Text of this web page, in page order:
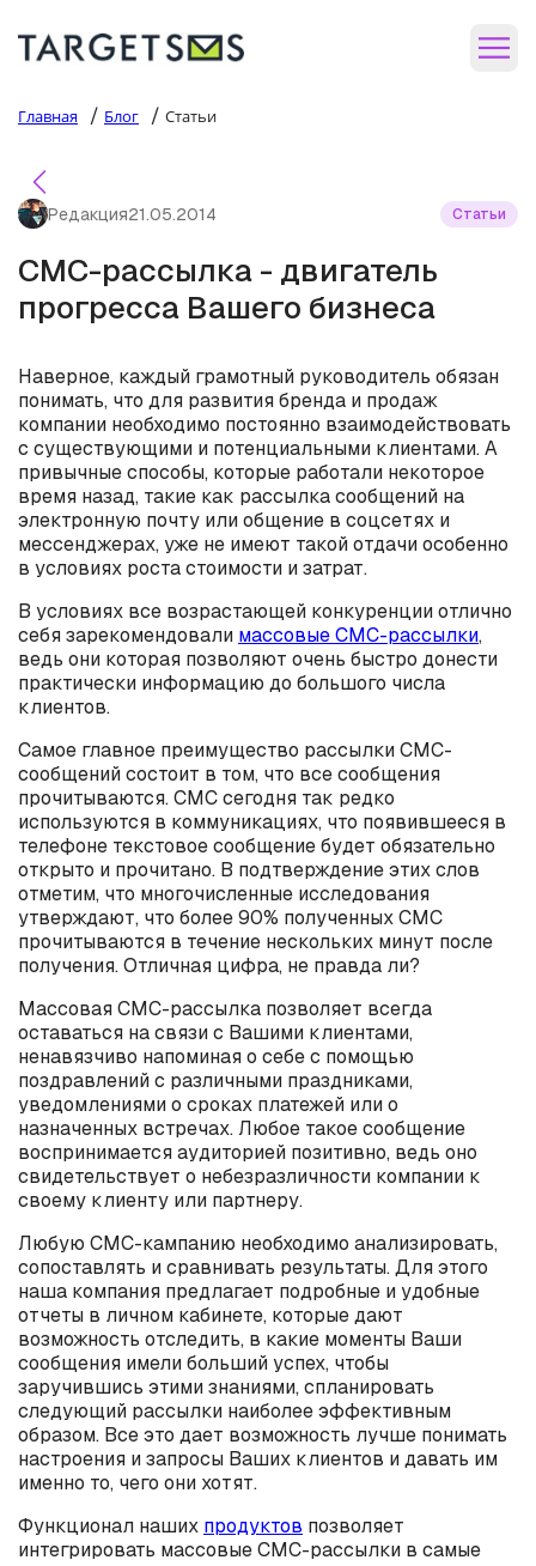
Главная / Блог / Статьи
Редакция21.05.2014 Статьи
СМС-рассылка - двигатель
прогресса Вашего бизнеса
Наверное, каждый грамотный руководитель обязан
понимать, что для развития бренда и продаж
компании необходимо постоянно взаимодействовать
с существующими и потенциальными клиентами. А
привычные способы, которые работали некоторое
время назад, такие как рассылка сообщений на
электронную почту или общение в соцсетях и
мессенджерах, уже не имеют такой отдачи особенно
в условиях роста стоимости и затрат.
В условиях все возрастающей конкуренции отлично
себя зарекомендовали массовые СМС-рассылки,
ведь они которая позволяют очень быстро донести
практически информацию до большого числа
клиентов.
Самое главное преимущество рассылки СМС-
сообщений состоит в том, что все сообщения
прочитываются. СМС сегодня так редко
используются в коммуникациях, что появившееся в
телефоне текстовое сообщение будет обязательно
открыто и прочитано. В подтверждение этих слов
отметим, что многочисленные исследования
утверждают, что более 90% полученных СМС
прочитываются в течение нескольких минут после
получения. Отличная цифра, не правда ли?
Массовая СМС-рассылка позволяет всегда
оставаться на связи с Вашими клиентами,
ненавязчиво напоминая о себе с помощью
поздравлений с различными праздниками,
уведомлениями о сроках платежей или о
назначенных встречах. Любое такое сообщение
воспринимается аудиторией позитивно, ведь оно
свидетельствует о небезразличности компании к
своему клиенту или партнеру.
Любую СМС-кампанию необходимо анализировать,
сопоставлять и сравнивать результаты. Для этого
наша компания предлагает подробные и удобные
отчеты в личном кабинете, которые дают
возможность отследить, в какие моменты Ваши
сообщения имели больший успех, чтобы
заручившись этими знаниями, спланировать
следующий рассылки наиболее эффективным
образом. Все это дает возможность лучше понимать
настроения и запросы Ваших клиентов и давать им
именно то, чего они хотят.
Функционал наших продуктов позволяет
интегрировать массовые СМС-рассылки в самые